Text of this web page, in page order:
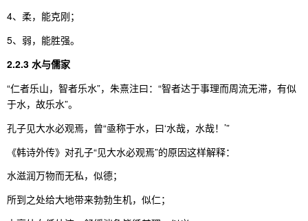
4、柔，能克刚；
5、弱，能胜强。
2.2.3 水与儒家
“仁者乐山，智者乐水”，朱熹注曰：“智者达于事理而周流无滞，有似
于水，故乐水”。
孔子见大水必观焉，曾“亟称于水，曰‘水哉，水哉！’”
《韩诗外传》对孔子“见大水必观焉”的原因这样解释：
水滋润万物而无私，似德；
所到之处给大地带来勃勃生机，似仁；